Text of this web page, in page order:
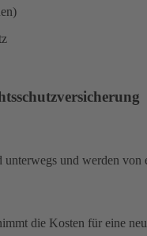
und werden
die Kosten für eine